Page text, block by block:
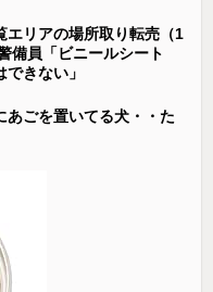
エリアの場所取り転売（1
備員「ビニールシート
きない」
あごを置いてる犬・・た